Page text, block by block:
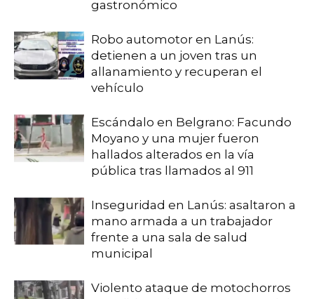
gastronómico
Robo automotor en Lanús:
detienen a un joven tras un
allanamiento y recuperan el
vehículo
Escándalo en Belgrano: Facundo
Moyano y una mujer fueron
hallados alterados en la vía
pública tras llamados al 911
Inseguridad en Lanús: asaltaron a
mano armada a un trabajador
frente a una sala de salud
municipal
Violento ataque de motochorros